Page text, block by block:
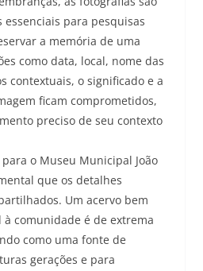
para pesquisas
a memória de uma
como data, local, nome das
contextuais, o significado e a
ficam comprometidos,
preciso de seu contexto
o Museu Municipal João
que os detalhes
Um acervo bem
à comunidade é de extrema
como uma fonte de
gerações e para